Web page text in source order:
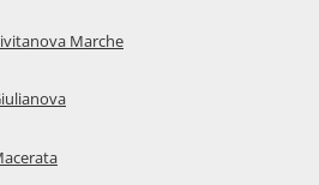
Marche